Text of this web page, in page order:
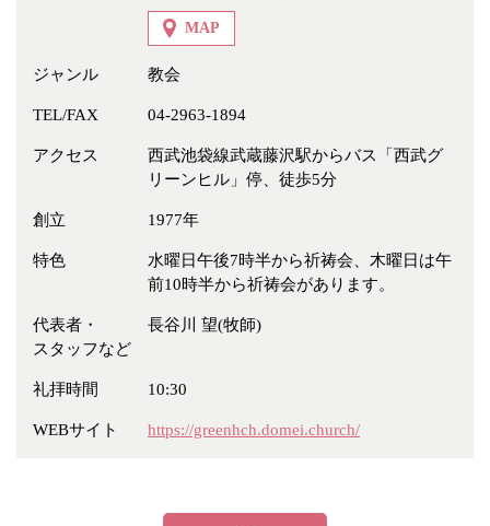
教会 学校・幼稚園・神学校
宿泊・研修施設
お店・企業・その他
フリーワード
MAP
ジャンル 教会
TEL/FAX 04-2963-1894
アクセス
西武池袋線武蔵藤沢駅からバス「西武グ
リーンヒル」停、徒歩5分
創立 1977年
特色
水曜日午後7時半から祈祷会、木曜日は午
前10時半から祈祷会があります。
代表者・
スタッフなど
長谷川 望(牧師)
礼拝時間 10:30
WEBサイト https://greenhch.domei.church/